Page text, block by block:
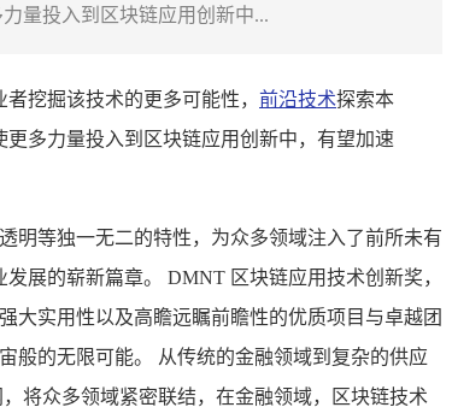
量投入到区块链应用创新中...
挖掘该技术的更多可能性， 前沿技术探索本
多力量投入到区块链应用创新中，有望加速
明等独一无二的特性，为众多领域注入了前所未有
展的崭新篇章。 DMNT 区块链应用技术创新奖，
大实用性以及高瞻远瞩前瞻性的优质项目与卓越团
般的无限可能。 从传统的金融领域到复杂的供应
将众多领域紧密联结，在金融领域，区块链技术